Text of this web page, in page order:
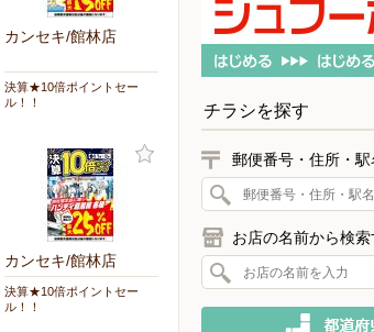
カンセキ/館林店
決算★10倍ポイントセー
ル！！
カンセキ/館林店
決算★10倍ポイントセー
ル！！
チラシを探す
郵便番号・住所・
お店の名前から検索